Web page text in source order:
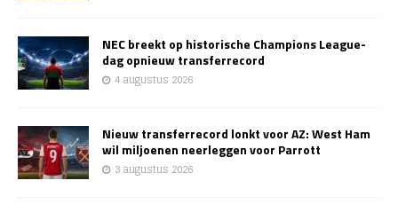
NEC breekt op historische Champions League-
dag opnieuw transferrecord
4 augustus 2026
Nieuw transferrecord lonkt voor AZ: West Ham
wil miljoenen neerleggen voor Parrott
3 augustus 2026